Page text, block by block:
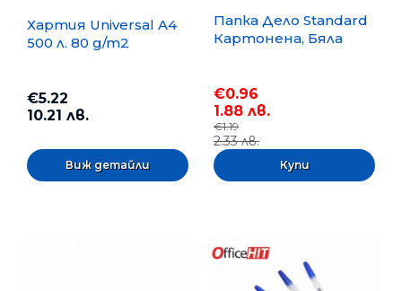
Хартия Universal A4
500 л. 80 g/m2
€5.22
10.21 лв.
Виж детайли
Папка Дело Standard
Картонена, Бяла
€0.96
1.88 лв.
€1.19
2.33 лв.